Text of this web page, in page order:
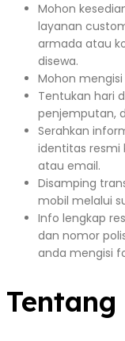
Mohon
layanan
armada atau
disewa.
Mohon mengisi
Tentukan hari
penjemputan,
Serahkan
identitas resmi
atau email.
Disamping
mobil melalui
Info lengkap
dan nomor
anda mengisi